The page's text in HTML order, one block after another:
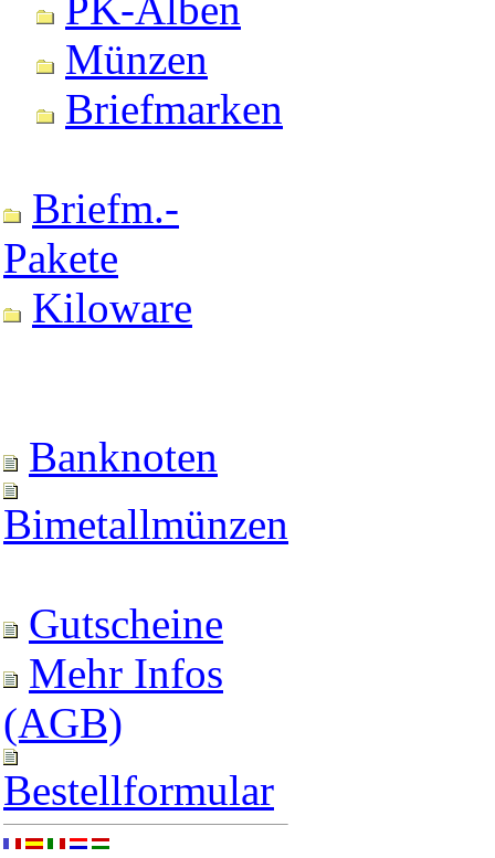
Münzen
Briefmarken
Briefm.-
Pakete
Kiloware
Banknoten
Bimetallmünzen
Gutscheine
Mehr Infos
(AGB)
Bestellformular